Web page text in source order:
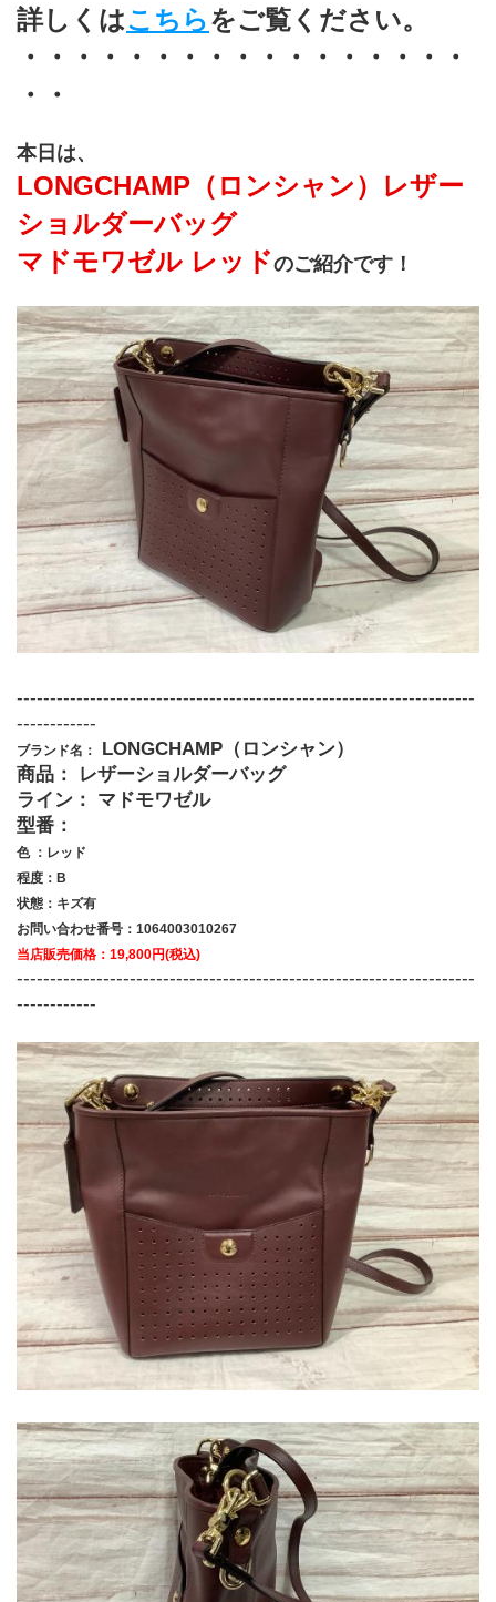
詳しくはこちらをご覧ください。
・・・・・・・・・・・・・・・・・
・・
本日は、
LONGCHAMP（ロンシャン）レザー
ショルダーバッグ
マドモワゼル レッドのご紹介です！
---------------------------------------------------------------------
------------
ブランド名：
LONGCHAMP（ロンシャン）
商品： レザーショルダーバッグ
ライン： マドモワゼル
型番：
色 ：レッド
程度：B
状態：キズ有
お問い合わせ番号：1064003010267
当店販売価格：19,800円(税込)
---------------------------------------------------------------------
------------